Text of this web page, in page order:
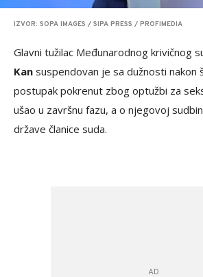
IZVOR: SOPA IMAGES / SIPA PRESS / PROFIMEDIA
Glavni tužilac Međunarodnog krivičnog
Kan suspendovan je sa dužnosti nakon
postupak pokrenut zbog optužbi za
ušao u završnu fazu, a o njegovoj
države članice suda.